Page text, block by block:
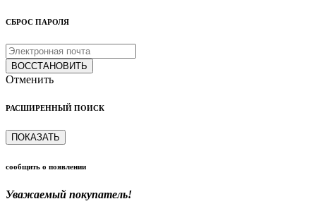
СБРОС ПАРОЛЯ
ВОССТАНОВИТЬ
Отменить
РАСШИРЕННЫЙ ПОИСК
ПОКАЗАТЬ
сообщить о появлении
Уважаемый покупатель!